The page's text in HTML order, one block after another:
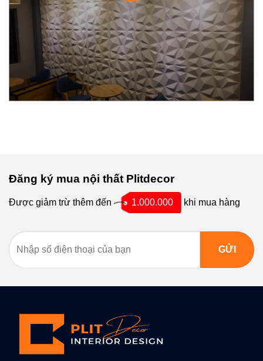
Đăng ký mua nội thất Plitdecor
Được giảm trừ thêm đến 1.000.000 khi mua hàng